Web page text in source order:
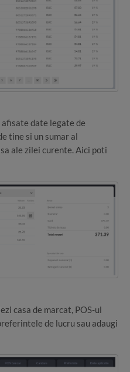
date legate de
tine si un sumar al
ale zilei curente. Aici poti
casa de marcat, POS-ul
de lucru sau adaugi